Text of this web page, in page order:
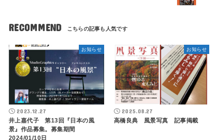
RECOMMEND
お知らせ
2023.12.27
井上嘉代子 第13回『日本の風
景』作品募集。募集期間
2024/01/10日
お知らせ
2025.08.27
高橋良典 風景写真 記事掲載